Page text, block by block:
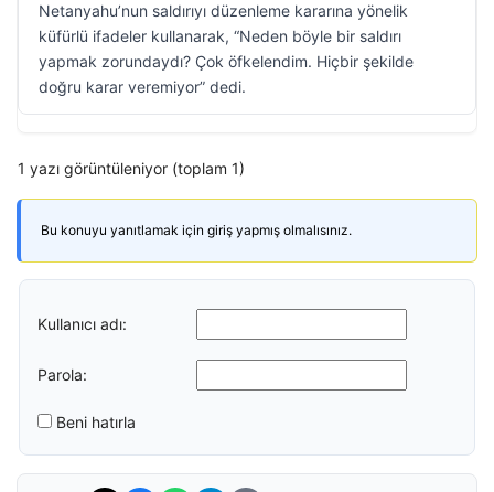
Netanyahu’nun saldırıyı düzenleme kararına yönelik
küfürlü ifadeler kullanarak, “Neden böyle bir saldırı
yapmak zorundaydı? Çok öfkelendim. Hiçbir şekilde
doğru karar veremiyor” dedi.
1 yazı görüntüleniyor (toplam 1)
Bu konuyu yanıtlamak için giriş yapmış olmalısınız.
Kullanıcı adı:
Parola:
Beni hatırla